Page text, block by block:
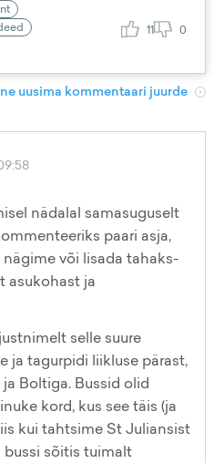
11 0
uusima kommentaari juurde
nädalal samasuguselt
paari asja,
või lisada tahaks-
asukohast ja
selle suure
ja tagurpidi liikluse pärast,
Boltiga. Bussid olid
kord, kus see täis (ja
kui tahtsime St Juliansist
bussi sõitis tuimalt